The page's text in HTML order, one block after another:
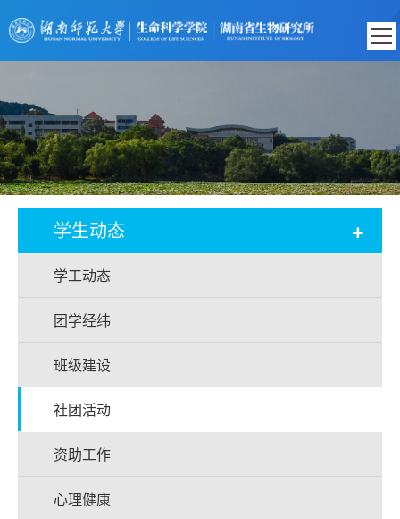
学生动态 +
学工动态
团学经纬
班级建设
社团活动
资助工作
心理健康